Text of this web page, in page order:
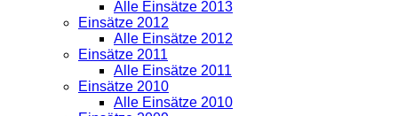
Alle Einsätze 2013
Einsätze 2012
Alle Einsätze 2012
Einsätze 2011
Alle Einsätze 2011
Einsätze 2010
Alle Einsätze 2010